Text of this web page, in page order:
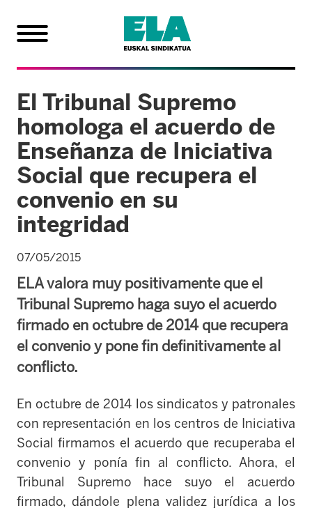
El Tribunal Supremo
homologa el acuerdo de
Enseñanza de Iniciativa
Social que recupera el
convenio en su
integridad
07/05/2015
ELA valora muy positivamente que el
Tribunal Supremo haga suyo el acuerdo
firmado en octubre de 2014 que recupera
el convenio y pone fin definitivamente al
conflicto.
En octubre de 2014 los sindicatos y patronales
con representación en los centros de Iniciativa
Social firmamos el acuerdo que recuperaba el
convenio y ponía fin al conflicto. Ahora, el
Tribunal Supremo hace suyo el acuerdo
firmado, dándole plena validez jurídica a los